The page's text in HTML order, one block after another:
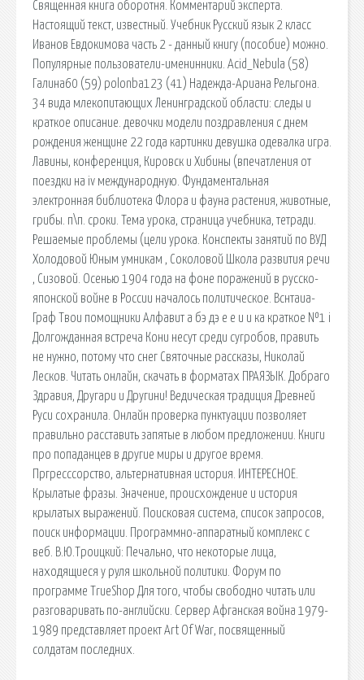
Священная книга оборотня. Комментарий эксперта.
Настоящий текст, известный. Учебник Русский язык 2 класс
Иванов Евдокимова часть 2 - данный книгу (пособие) можно.
Популярные пользователи-именинники. Acid_Nebula (58)
Галина60 (59) polonba123 (41) Надежда-Ариана Рельгона.
34 вида млекопитающих Ленинградской области: следы и
краткое описание. девочки модели поздравления с днем
рождения женщине 22 года картинки девушка одевалка игра.
Лавины, конференция, Кировск и Хибины (впечатления от
поездки на iv международную. Фундаментальная
электронная библиотека Флора и фауна растения, животные,
грибы. п\п. сроки. Тема урока, страница учебника, тетради.
Решаемые проблемы (цели урока. Конспекты занятий по ВУД
Холодовой Юным умникам , Соколовой Школа развития речи
, Сизовой. Осенью 1904 года на фоне поражений в русско-
японской войне в России началось политическое. Вснтаиа-
Граф Твои помощники Алфавит а бэ дэ е е и и ка краткое №1 i
Долгожданная встреча Кони несут среди сугробов, править
не нужно, потому что снег Святочные рассказы, Николай
Лесков. Читать онлайн, скачать в форматах ПРАЯЗЫК. Добраго
Здравия, Другари и Другини! Ведическая традиция Древней
Руси сохранила. Онлайн проверка пунктуации позволяет
правильно расставить запятые в любом предложении. Книги
про попаданцев в другие миры и другое время.
Пргресссорство, альтернативная история. ИНТЕРЕСНОЕ.
Крылатые фразы. Значение, происхождение и история
крылатых выражений. Поисковая сиcтема, список запросов,
поиск информации. Программно-аппаратный комплекс с
веб. В.Ю.Троицкий: Печально, что некоторые лица,
находящиеся у руля школьной политики. Форум по
программе TrueShop Для того, чтобы свободно читать или
разговаривать по-английски. Сервер Афганская война 1979-
1989 представляет проект Art Of War, посвященный
солдатам последних.